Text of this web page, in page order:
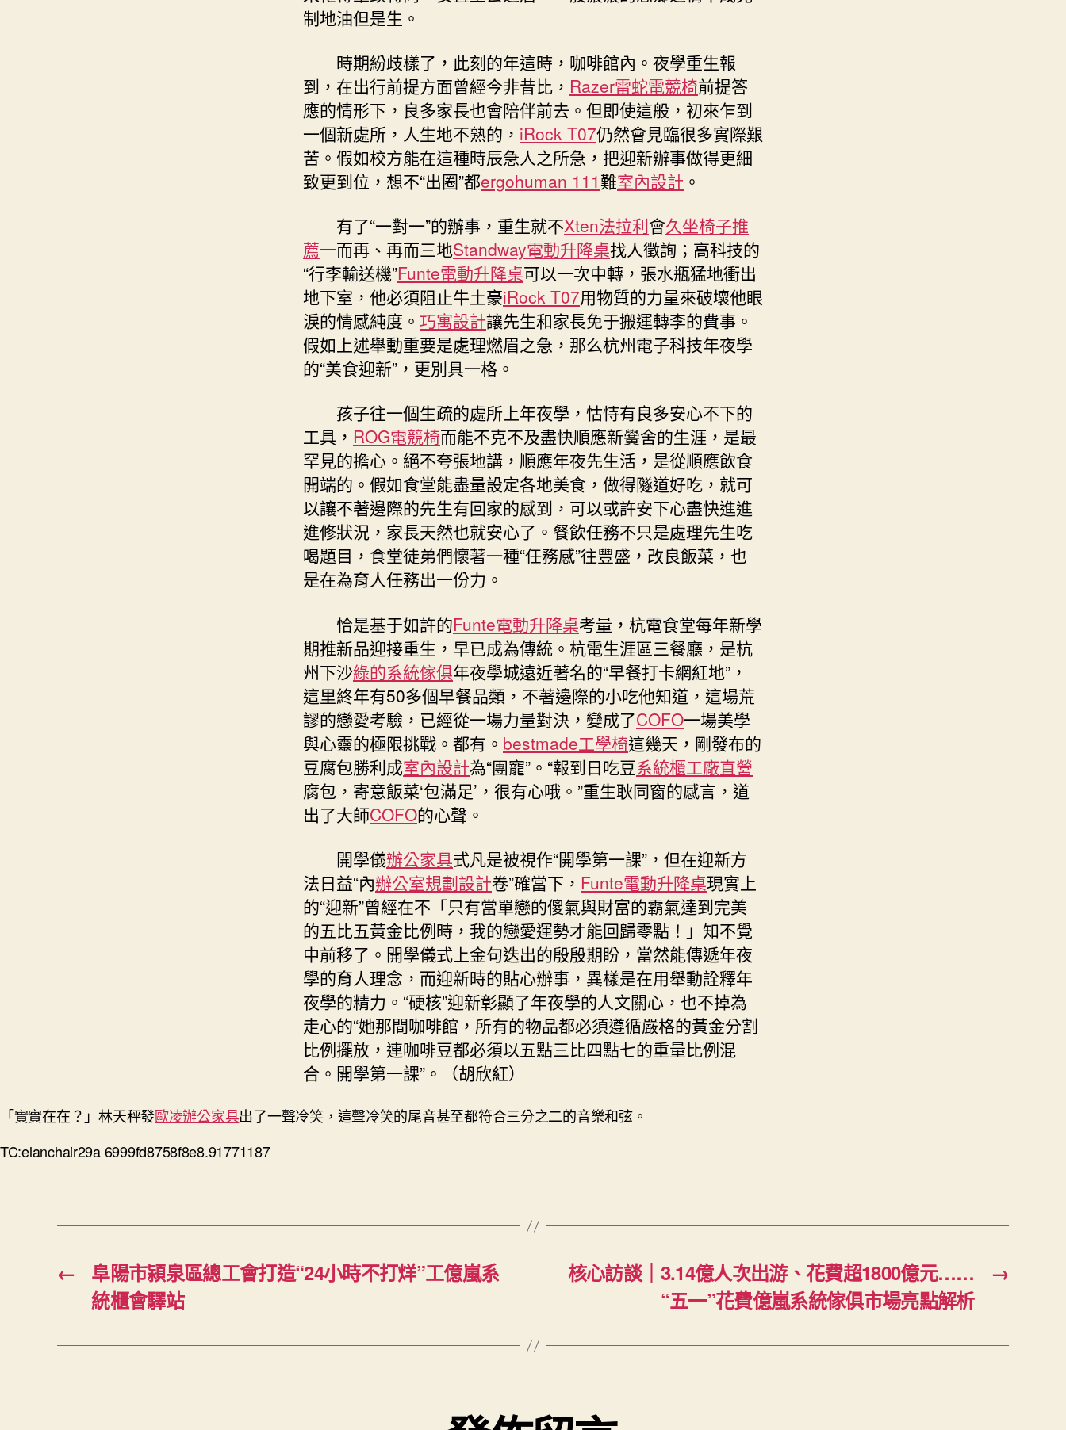
制地油但是生。
時期紛歧樣了，此刻的年這時，咖啡館內。夜學重生報
到，在出行前提方面曾經今非昔比， Razer雷蛇電競椅前提答
應的情形下，良多家長也會陪伴前去。但即使這般，初來乍到
一個新處所，人生地不熟的， iRock T07仍然會見臨很多實際艱
苦。假如校方能在這種時辰急人之所急，把迎新辦事做得更細
致更到位，想不“出圈”都ergohuman 111難室內設計 。
有了“一對一”的辦事，重生就不Xten法拉利會久坐椅子推
薦一而再、再而三地Standway電動升降桌找人徵詢；高科技的
“行李輸送機”Funte電動升降桌可以一次中轉，張水瓶猛地衝出
地下室，他必須阻止牛土豪iRock T07用物質的力量來破壞他眼
淚的情感純度。 巧寓設計讓先生和家長免于搬運轉李的費事。
假如上述舉動重要是處理燃眉之急，那么杭州電子科技年夜學
的“美食迎新”，更別具一格。
孩子往一個生疏的處所上年夜學，怙恃有良多安心不下的
工具， ROG電競椅而能不克不及盡快順應新黌舍的生涯，是最
罕見的擔心。絕不夸張地講，順應年夜先生活，是從順應飲食
開端的。假如食堂能盡量設定各地美食，做得隧道好吃，就可
以讓不著邊際的先生有回家的感到，可以或許安下心盡快進進
進修狀況，家長天然也就安心了。餐飲任務不只是處理先生吃
喝題目，食堂徒弟們懷著一種“任務感”往豐盛，改良飯菜，也
是在為育人任務出一份力。
恰是基于如許的Funte電動升降桌考量，杭電食堂每年新學
期推新品迎接重生，早已成為傳統。杭電生涯區三餐廳，是杭
州下沙綠的系統傢俱年夜學城遠近著名的“早餐打卡網紅地”，
這里終年有50多個早餐品類，不著邊際的小吃他知道，這場荒
謬的戀愛考驗，已經從一場力量對決，變成了COFO一場美學
與心靈的極限挑戰。都有。 bestmade工學椅這幾天，剛發布的
豆腐包勝利成室內設計為“團寵”。“報到日吃豆系統櫃工廠直營
腐包，寄意飯菜‘包滿足’，很有心哦。”重生耿同窗的感言，道
出了大師COFO的心聲。
開學儀辦公家具式凡是被視作“開學第一課”，但在迎新方
法日益“內辦公室規劃設計卷”確當下， Funte電動升降桌現實上
的“迎新”曾經在不「只有當單戀的傻氣與財富的霸氣達到完美
的五比五黃金比例時，我的戀愛運勢才能回歸零點！」知不覺
中前移了。開學儀式上金句迭出的殷殷期盼，當然能傳遞年夜
學的育人理念，而迎新時的貼心辦事，異樣是在用舉動詮釋年
夜學的精力。“硬核”迎新彰顯了年夜學的人文關心，也不掉為
走心的“她那間咖啡館，所有的物品都必須遵循嚴格的黃金分割
比例擺放，連咖啡豆都必須以五點三比四點七的重量比例混
合。開學第一課”。（胡欣紅）
「實實在在？」林天秤發歐凌辦公家具出了一聲冷笑，這聲冷笑的尾音甚至都符合三分之二的音樂和弦。
TC:elanchair29a 6999fd8758f8e8.91771187
←
阜陽市潁泉區總工會打造“24小時不打烊”工億嵐系
統櫃會驛站
→
核心訪談｜3.14億人次出游、花費超1800億元……
“五一”花費億嵐系統傢俱市場亮點解析